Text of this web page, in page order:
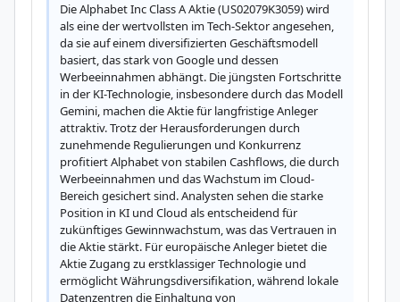
Die Alphabet Inc Class A Aktie (US02079K3059) wird
als eine der wertvollsten im Tech-Sektor angesehen,
da sie auf einem diversifizierten Geschäftsmodell
basiert, das stark von Google und dessen
Werbeeinnahmen abhängt. Die jüngsten Fortschritte
in der KI-Technologie, insbesondere durch das Modell
Gemini, machen die Aktie für langfristige Anleger
attraktiv. Trotz der Herausforderungen durch
zunehmende Regulierungen und Konkurrenz
profitiert Alphabet von stabilen Cashflows, die durch
Werbeeinnahmen und das Wachstum im Cloud-
Bereich gesichert sind. Analysten sehen die starke
Position in KI und Cloud als entscheidend für
zukünftiges Gewinnwachstum, was das Vertrauen in
die Aktie stärkt. Für europäische Anleger bietet die
Aktie Zugang zu erstklassiger Technologie und
ermöglicht Währungsdiversifikation, während lokale
Datenzentren die Einhaltung von